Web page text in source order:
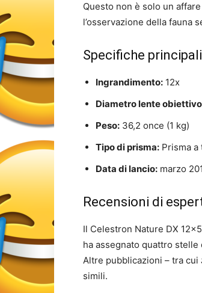
Questo non è solo un
l’osservazione della fauna
Specifiche principali
Ingrandimento: 12x
Diametro lente
Peso: 36,2 once (1 kg)
Tipo di prisma: Prisma a
Data di lancio: marzo
Recensioni di
Il Celestron Nature DX
ha assegnato quattro stelle
Altre pubblicazioni – tra cui
simili.